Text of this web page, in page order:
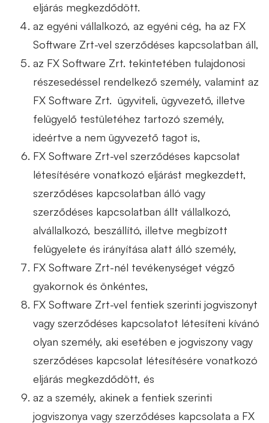
eljárás megkezdődött.
az egyéni vállalkozó, az egyéni cég, ha az FX
Software Zrt-vel szerződéses kapcsolatban áll,
az FX Software Zrt. tekintetében tulajdonosi
részesedéssel rendelkező személy, valamint az
FX Software Zrt. ügyviteli, ügyvezető, illetve
felügyelő testületéhez tartozó személy,
ideértve a nem ügyvezető tagot is,
FX Software Zrt-vel szerződéses kapcsolat
létesítésére vonatkozó eljárást megkezdett,
szerződéses kapcsolatban álló vagy
szerződéses kapcsolatban állt vállalkozó,
alvállalkozó, beszállító, illetve megbízott
felügyelete és irányítása alatt álló személy,
FX Software Zrt-nél tevékenységet végző
gyakornok és önkéntes,
FX Software Zrt-vel fentiek szerinti jogviszonyt
vagy szerződéses kapcsolatot létesíteni kívánó
olyan személy, aki esetében e jogviszony vagy
szerződéses kapcsolat létesítésére vonatkozó
eljárás megkezdődött, és
az a személy, akinek a fentiek szerinti
jogviszonya vagy szerződéses kapcsolata a FX